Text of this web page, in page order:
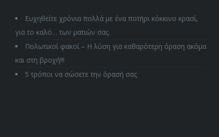
Ευχηθείτε χρόνια πολλά με ένα ποτήρι κόκκινο κρασί,
για το καλό… των ματιών σας.
Πολωτικοί φακοί – Η λύση για καθαρότερη όραση ακόμα
και στη βροχή!!!
5 τρόποι να σώσετε την όρασή σας